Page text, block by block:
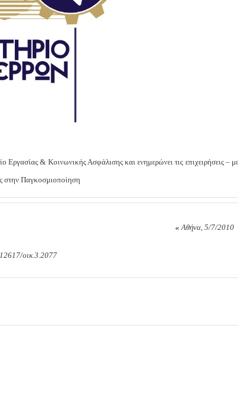
& Κοινωνικής Ασφάλισης και ενημερώνει τις επιχειρήσεις – μέλη
στην Παγκοσμιοποίηση
«Αθήνα, 5/7/2010
οικ.3.2077